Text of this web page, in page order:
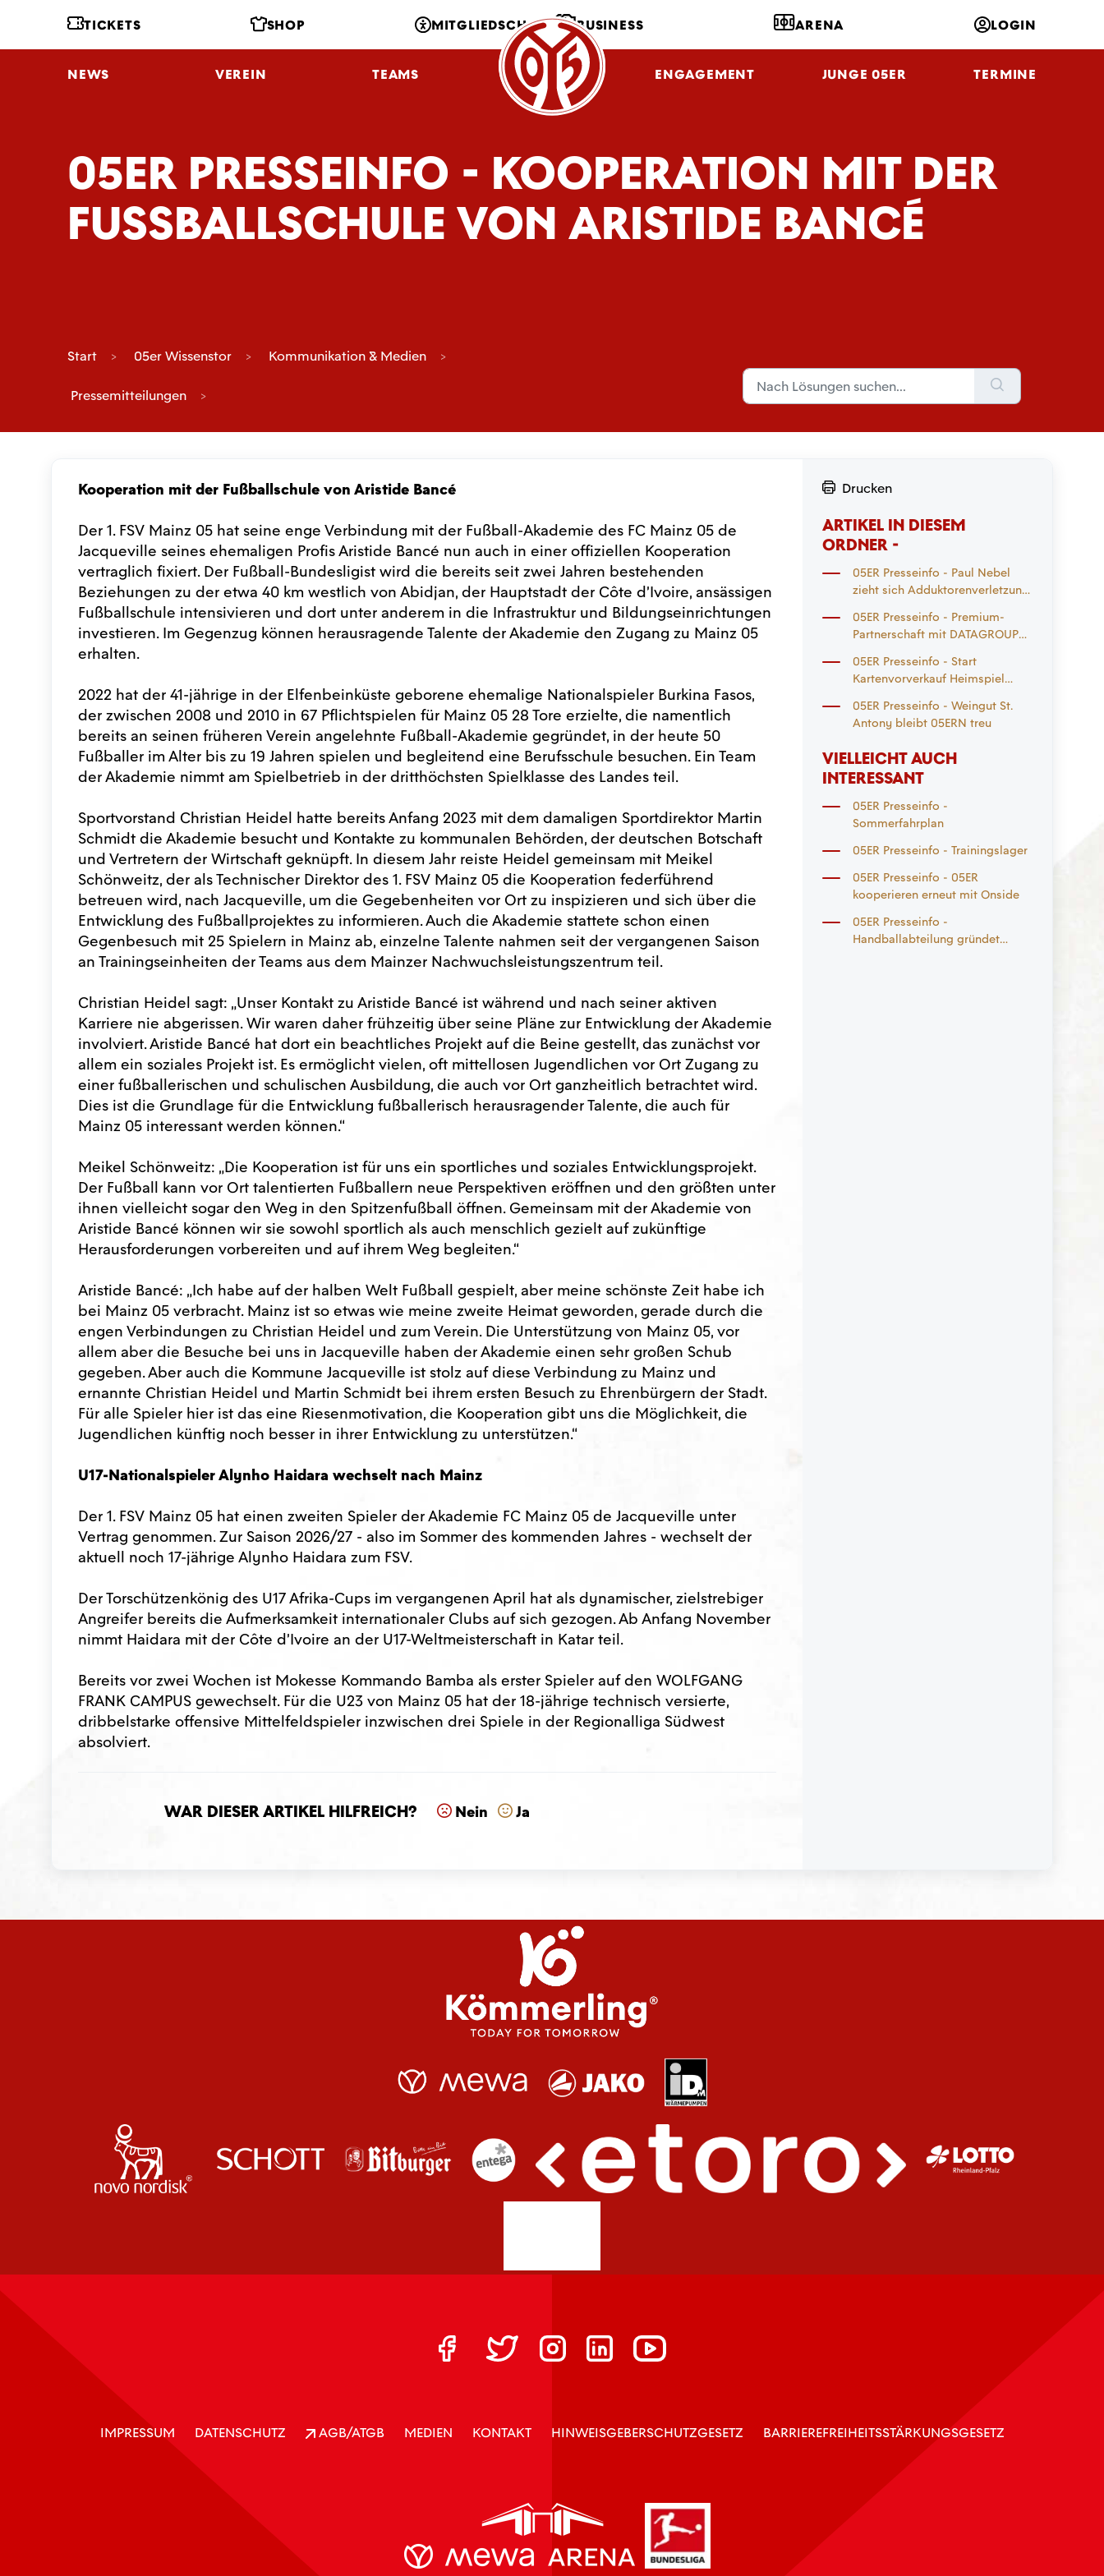
TICKETS SHOP MITGLIEDSCHAFT BUSINESS ARENA LOGIN
NEWS VEREIN TEAMS NLZ FANS ENGAGEMENT JUNGE 05ER TERMINE
05ER PRESSEINFO - KOOPERATION MIT DER
FUSSBALLSCHULE VON ARISTIDE BANCÉ
Start 05er Wissenstor Kommunikation & Medien
Pressemitteilungen
Kooperation mit der Fußballschule von Aristide Bancé
Der 1. FSV Mainz 05 hat seine enge Verbindung mit der Fußball-Akademie des FC Mainz 05 de
Jacqueville seines ehemaligen Profis Aristide Bancé nun auch in einer offiziellen Kooperation
vertraglich fixiert. Der Fußball-Bundesligist wird die bereits seit zwei Jahren bestehenden
Beziehungen zu der etwa 40 km westlich von Abidjan, der Hauptstadt der Côte d’Ivoire, ansässigen
Fußballschule intensivieren und dort unter anderem in die Infrastruktur und Bildungseinrichtungen
investieren. Im Gegenzug können herausragende Talente der Akademie den Zugang zu Mainz 05
erhalten.
2022 hat der 41-jährige in der Elfenbeinküste geborene ehemalige Nationalspieler Burkina Fasos,
der zwischen 2008 und 2010 in 67 Pflichtspielen für Mainz 05 28 Tore erzielte, die namentlich
bereits an seinen früheren Verein angelehnte Fußball-Akademie gegründet, in der heute 50
Fußballer im Alter bis zu 19 Jahren spielen und begleitend eine Berufsschule besuchen. Ein Team
der Akademie nimmt am Spielbetrieb in der dritthöchsten Spielklasse des Landes teil.
Sportvorstand Christian Heidel hatte bereits Anfang 2023 mit dem damaligen Sportdirektor Martin
Schmidt die Akademie besucht und Kontakte zu kommunalen Behörden, der deutschen Botschaft
und Vertretern der Wirtschaft geknüpft. In diesem Jahr reiste Heidel gemeinsam mit Meikel
Schönweitz, der als Technischer Direktor des 1. FSV Mainz 05 die Kooperation federführend
betreuen wird, nach Jacqueville, um die Gegebenheiten vor Ort zu inspizieren und sich über die
Entwicklung des Fußballprojektes zu informieren. Auch die Akademie stattete schon einen
Gegenbesuch mit 25 Spielern in Mainz ab, einzelne Talente nahmen seit der vergangenen Saison
an Trainingseinheiten der Teams aus dem Mainzer Nachwuchsleistungszentrum teil.
Christian Heidel sagt: „Unser Kontakt zu Aristide Bancé ist während und nach seiner aktiven
Karriere nie abgerissen. Wir waren daher frühzeitig über seine Pläne zur Entwicklung der Akademie
involviert. Aristide Bancé hat dort ein beachtliches Projekt auf die Beine gestellt, das zunächst vor
allem ein soziales Projekt ist. Es ermöglicht vielen, oft mittellosen Jugendlichen vor Ort Zugang zu
einer fußballerischen und schulischen Ausbildung, die auch vor Ort ganzheitlich betrachtet wird.
Dies ist die Grundlage für die Entwicklung fußballerisch herausragender Talente, die auch für
Mainz 05 interessant werden können.“
Meikel Schönweitz: „Die Kooperation ist für uns ein sportliches und soziales Entwicklungsprojekt.
Der Fußball kann vor Ort talentierten Fußballern neue Perspektiven eröffnen und den größten unter
ihnen vielleicht sogar den Weg in den Spitzenfußball öffnen. Gemeinsam mit der Akademie von
Aristide Bancé können wir sie sowohl sportlich als auch menschlich gezielt auf zukünftige
Herausforderungen vorbereiten und auf ihrem Weg begleiten.“
Aristide Bancé: „Ich habe auf der halben Welt Fußball gespielt, aber meine schönste Zeit habe ich
bei Mainz 05 verbracht. Mainz ist so etwas wie meine zweite Heimat geworden, gerade durch die
engen Verbindungen zu Christian Heidel und zum Verein. Die Unterstützung von Mainz 05, vor
allem aber die Besuche bei uns in Jacqueville haben der Akademie einen sehr großen Schub
gegeben. Aber auch die Kommune Jacqueville ist stolz auf diese Verbindung zu Mainz und
ernannte Christian Heidel und Martin Schmidt bei ihrem ersten Besuch zu Ehrenbürgern der Stadt.
Für alle Spieler hier ist das eine Riesenmotivation, die Kooperation gibt uns die Möglichkeit, die
Jugendlichen künftig noch besser in ihrer Entwicklung zu unterstützen.“
U17-Nationalspieler Alynho Haidara wechselt nach Mainz
Der 1. FSV Mainz 05 hat einen zweiten Spieler der Akademie FC Mainz 05 de Jacqueville unter
Vertrag genommen. Zur Saison 2026/27 - also im Sommer des kommenden Jahres - wechselt der
aktuell noch 17-jährige Alynho Haidara zum FSV.
Der Torschützenkönig des U17 Afrika-Cups im vergangenen April hat als dynamischer, zielstrebiger
Angreifer bereits die Aufmerksamkeit internationaler Clubs auf sich gezogen. Ab Anfang November
nimmt Haidara mit der Côte d’Ivoire an der U17-Weltmeisterschaft in Katar teil.
Bereits vor zwei Wochen ist Mokesse Kommando Bamba als erster Spieler auf den WOLFGANG
FRANK CAMPUS gewechselt. Für die U23 von Mainz 05 hat der 18-jährige technisch versierte,
dribbelstarke offensive Mittelfeldspieler inzwischen drei Spiele in der Regionalliga Südwest
absolviert.
War dieser Artikel hilfreich? Nein Ja
Drucken
ARTIKEL IN DIESEM
ORDNER -
05ER Presseinfo - Paul Nebel
zieht sich Adduktorenverletzung
05ER Presseinfo - Premium-
Partnerschaft mit DATAGROUP
05ER Presseinfo - Start
Kartenvorverkauf Heimspiel
Auswärtsspiel
Mönchengladbach
05ER Presseinfo - Weingut St.
Antony bleibt 05ERN treu
VIELLEICHT AUCH
INTERESSANT
05ER Presseinfo -
Sommerfahrplan
05ER Presseinfo - Trainingslager
05ER Presseinfo - 05ER
kooperieren erneut mit Onside
05ER Presseinfo -
Handballabteilung gründet
IMPRESSUM DATENSCHUTZ AGB/ATGB MEDIEN KONTAKT HINWEISGEBERSCHUTZGESETZ BARRIEREFREIHEITSSTÄRKUNGSGESETZ